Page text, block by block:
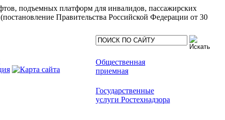
подъемных платформ для инвалидов, пассажирских
Правительства Российской Федерации от 30
Общественная
приемная
Государственные
услуги Ростехнадзора